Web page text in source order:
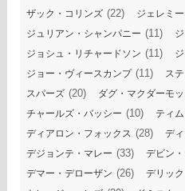
ザック・コリンズ (22) ジェレミ
ジュリアン・シャンパニー (11)
ジョシュ・リチャードソン (11)
ジョー・ヴィースカンプ(11) ス
スパーズ (20) ダグ・マクダーモッ
チャールズ・バッシー (10) ティ
ディアロン・フォックス (28) デ
デジョンテ・マレー (33) デビン
デマー・デローザン (26) デリッ